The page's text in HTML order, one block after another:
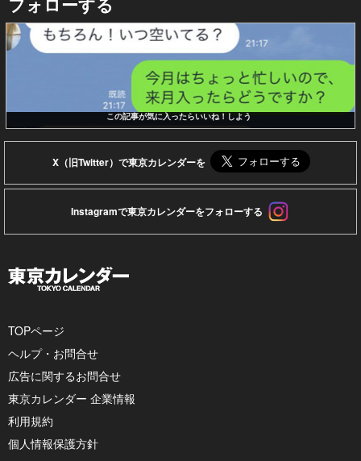
この記事が気に入ったらいいね！しよう
X（旧Twitter）で東京カレンダーを
Instagramで東京カレンダーをフォローする
TOPページ
ヘルプ・お問合せ
広告に関するお問合せ
東京カレンダー 企業情報
利用規約
個人情報保護方針